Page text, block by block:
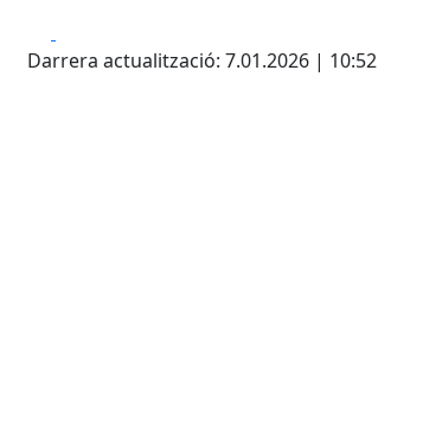
Darrera actualització: 7.01.2026 | 10:52